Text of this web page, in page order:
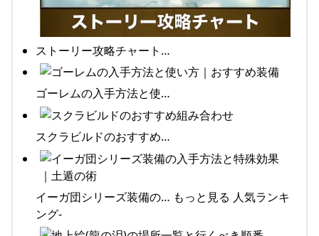
ストーリー攻略チャート…
ゴーレムの入手方法と使…
スクラビルドのおすすめ…
イーガ団シリーズ装備の… もっと見る 人気ランキ
ング-